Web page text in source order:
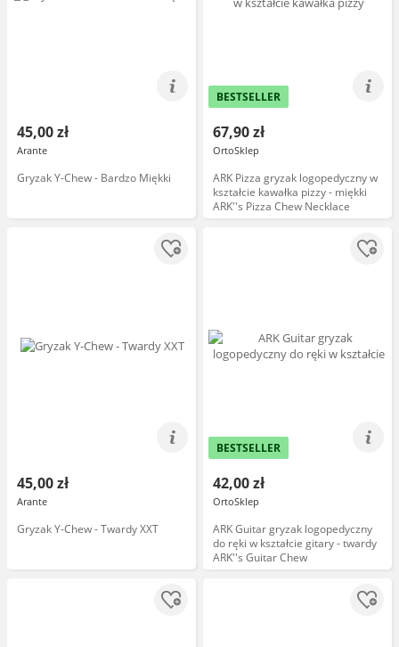
45,00 zł
Arante
Gryzak Y-Chew - Bardzo Miękki
BESTSELLER
67,90 zł
OrtoSklep
ARK Pizza gryzak logopedyczny w
kształcie kawałka pizzy - miękki
ARK''s Pizza Chew Necklace
45,00 zł
Arante
Gryzak Y-Chew - Twardy XXT
BESTSELLER
42,00 zł
OrtoSklep
ARK Guitar gryzak logopedyczny
do ręki w kształcie gitary - twardy
ARK''s Guitar Chew